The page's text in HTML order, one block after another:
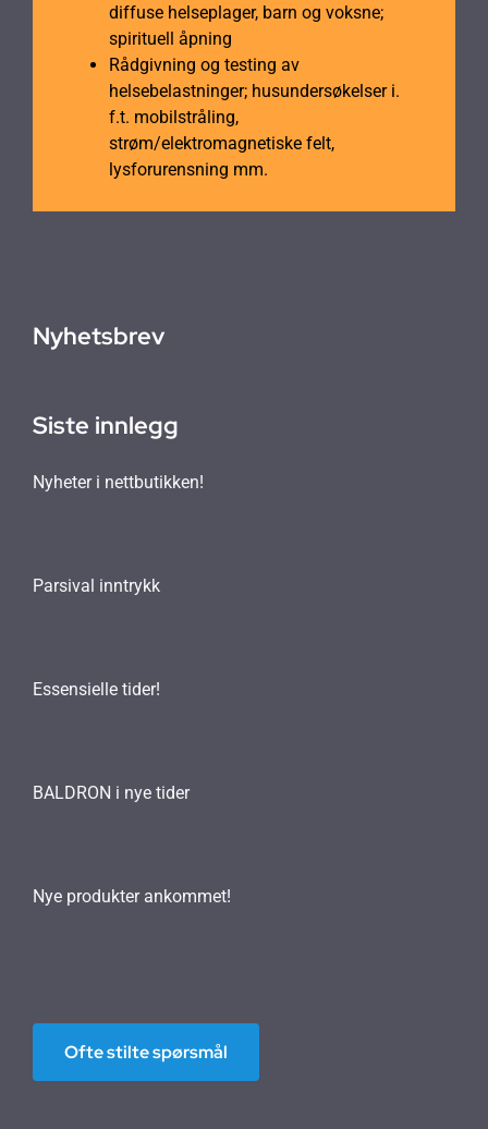
diffuse helseplager, barn og voksne;
spirituell åpning
Rådgivning og testing av
helsebelastninger; husundersøkelser i.
f.t. mobilstråling,
strøm/elektromagnetiske felt,
lysforurensning mm.
Nyhetsbrev
Siste innlegg
Nyheter i nettbutikken!
Parsival inntrykk
Essensielle tider!
BALDRON i nye tider
Nye produkter ankommet!
Ofte stilte spørsmål